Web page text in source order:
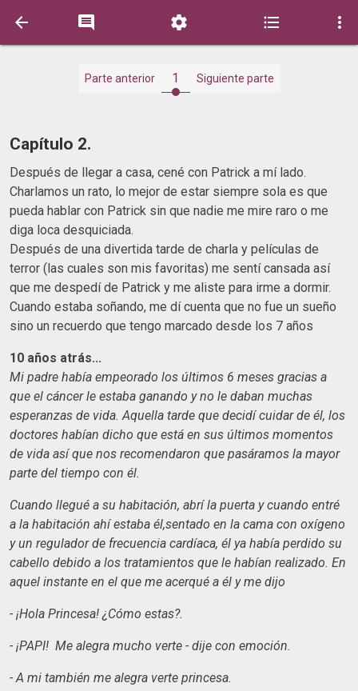
    
Parte anterior 1 Siguiente parte
Capítulo 2.
Después de llegar a casa, cené con Patrick a mí lado.
Charlamos un rato, lo mejor de estar siempre sola es que
pueda hablar con Patrick sin que nadie me mire raro o me
diga loca desquiciada.
Después de una divertida tarde de charla y películas de
terror (las cuales son mis favoritas) me sentí cansada así
que me despedí de Patrick y me aliste para irme a dormir.
Cuando estaba soñando, me dí cuenta que no fue un sueño
sino un recuerdo que tengo marcado desde los 7 años
10 años atrás...
Mi padre había empeorado los últimos 6 meses gracias a
que el cáncer le estaba ganando y no le daban muchas
esperanzas de vida. Aquella tarde que decidí cuidar de él, los
doctores habían dicho que está en sus últimos momentos
de vida así que nos recomendaron que pasáramos la mayor
parte del tiempo con él.
Cuando llegué a su habitación, abrí la puerta y cuando entré
a la habitación ahí estaba él,sentado en la cama con oxígeno
y un regulador de frecuencia cardíaca, él ya había perdido su
cabello debido a los tratamientos que le habían realizado. En
aquel instante en el que me acerqué a él y me dijo
- ¡Hola Princesa! ¿Cómo estas?.
- ¡PAPI! Me alegra mucho verte - dije con emoción.
- A mi también me alegra verte princesa.